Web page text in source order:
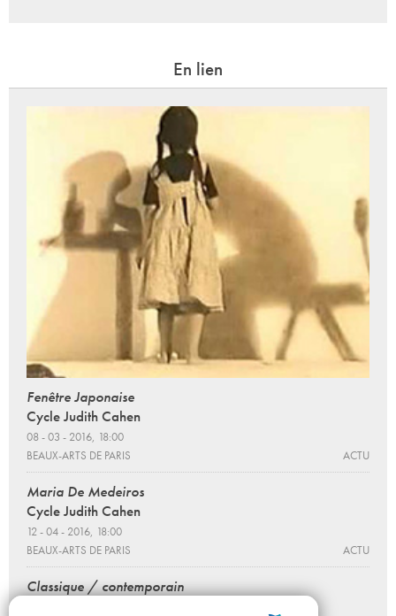
En lien
Fenêtre Japonaise
Cycle Judith Cahen
08 - 03 - 2016, 18:00
BEAUX-ARTS DE PARIS
ACTU
Maria De Medeiros
Cycle Judith Cahen
12 - 04 - 2016, 18:00
BEAUX-ARTS DE PARIS
ACTU
Classique / contemporain